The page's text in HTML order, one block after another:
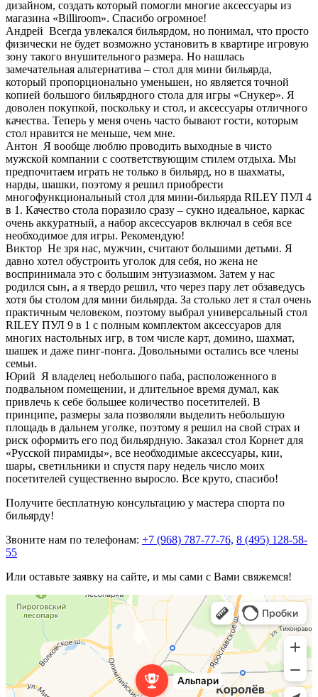
дизайном, создать который помогли многие аксессуары из
магазина «Billiroom». Спасибо огромное!
Андрей Всегда увлекался бильярдом, но понимал, что просто
физически не будет возможно установить в квартире игровую
зону такого внушительного размера. Но нашлась
замечательная альтернатива – стол для мини бильярда,
который пропорционально уменьшен, но является точной
копией большого бильярдного стола для игры «Снукер». Я
доволен покупкой, поскольку и стол, и аксессуары отличного
качества. Теперь у меня очень часто бывают гости, которым
стол нравится не меньше, чем мне.
Антон Я вообще люблю проводить выходные в чисто
мужской компании с соответствующим стилем отдыха. Мы
предпочитаем играть не только в бильярд, но в шахматы,
нарды, шашки, поэтому я решил приобрести
многофункциональный стол для мини-бильярда RILEY ПУЛ 4
в 1. Качество стола поразило сразу – сукно идеальное, каркас
очень аккуратный, а набор аксессуаров включал в себя все
необходимое для игры. Рекомендую!
Виктор Не зря нас, мужчин, считают большими детьми. Я
давно хотел обустроить уголок для себя, но жена не
воспринимала это с большим энтузиазмом. Затем у нас
родился сын, а я твердо решил, что через пару лет обзаведусь
хотя бы столом для мини бильярда. За столько лет я стал очень
практичным человеком, поэтому выбрал универсальный стол
RILEY ПУЛ 9 в 1 с полным комплектом аксессуаров для
многих настольных игр, в том числе карт, домино, шахмат,
шашек и даже пинг-понга. Довольными остались все члены
семьи.
Юрий Я владелец небольшого паба, расположенного в
подвальном помещении, и длительное время думал, как
привлечь к себе большее количество посетителей. В
принципе, размеры зала позволяли выделить небольшую
площадь в дальнем уголке, поэтому я решил на свой страх и
риск оформить его под бильярдную. Заказал стол Корнет для
«Русской пирамиды», все необходимые аксессуары, кии,
шары, светильники и спустя пару недель число моих
посетителей существенно выросло. Все круто, спасибо!
Получите бесплатную консультацию у мастера спорта по
бильярду!
Звоните нам по телефонам: +7 (968) 787-77-76, 8 (495) 128-58-
55
Или оставьте заявку на сайте, и мы сами с Вами свяжемся!